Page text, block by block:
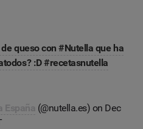
queso con #Nutella que ha
:D #recetasnutella
(@nutella.es) on Dec